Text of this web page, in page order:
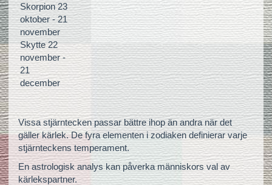
Skorpion 23
oktober - 21
november
Skytte 22
november -
21
december
Vissa stjärntecken passar bättre ihop än andra när det
gäller kärlek. De fyra elementen i zodiaken definierar varje
stjärnteckens temperament.
En astrologisk analys kan påverka människors val av
kärlekspartner.